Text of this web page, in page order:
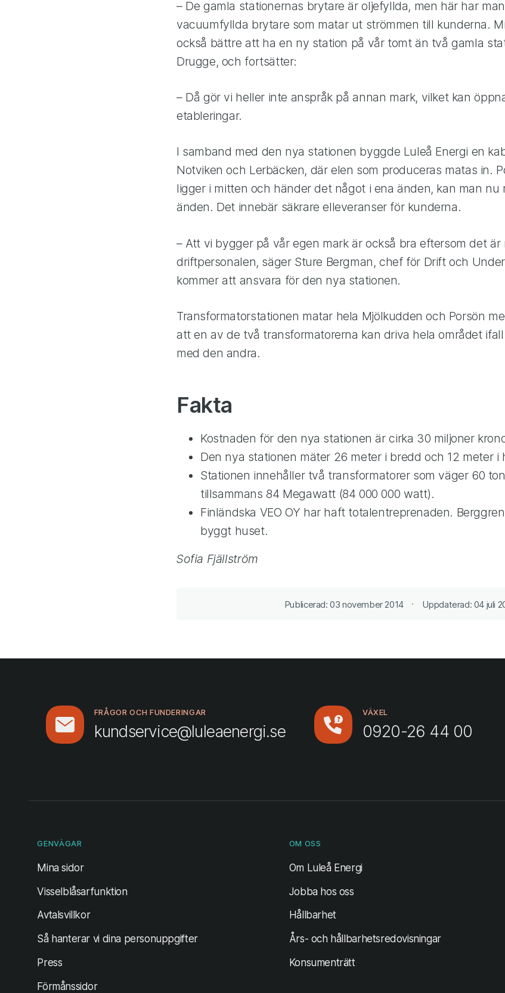
– De gamla stationernas brytare är oljefyllda, men här har
vacuumfyllda brytare som matar ut strömmen till kunderna.
också bättre att ha en ny station på vår tomt än två gamla
Drugge, och fortsätter:
– Då gör vi heller inte anspråk på annan mark, vilket kan
etableringar.
I samband med den nya stationen byggde Luleå Energi en
Notviken och Lerbäcken, där elen som produceras matas in.
ligger i mitten och händer det något i ena änden, kan man nu
änden. Det innebär säkrare elleveranser för kunderna.
– Att vi bygger på vår egen mark är också bra eftersom det är
driftpersonalen, säger Sture Bergman, chef för Drift och
kommer att ansvara för den nya stationen.
Transformatorstationen matar hela Mjölkudden och Porsön
att en av de två transformatorerna kan driva hela området
med den andra.
Fakta
Kostnaden för den nya stationen är cirka 30 miljoner
Den nya stationen mäter 26 meter i bredd och 12 meter i
Stationen innehåller två transformatorer som väger 60
tillsammans 84 Megawatt (84 000 000 watt).
Finländska VEO OY har haft totalentreprenaden.
byggt huset.
Sofia Fjällström
Publicerad: 03 november 2014 Uppdaterad: 04 juli
FRÅGOR OCH FUNDERINGAR
kundservice@luleaenergi.se
VÄXEL
0920-26 44 00
GENVÄGAR
Mina sidor(öppnas i ny flik)
Visselblåsarfunktion
Avtalsvillkor
Så hanterar vi dina personuppgifter
Press
Förmånssidor
OM OSS
Om Luleå Energi
Jobba hos oss
Hållbarhet
Års- och hållbarhetsredovisningar
Konsumenträtt